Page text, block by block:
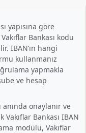
yapısına göre
Bankası kodu
IBAN’ın hangi
kullanmanız
yapmakla
ve hesap
anında onaylanır ve
Bankası IBAN
modülü, Vakıflar